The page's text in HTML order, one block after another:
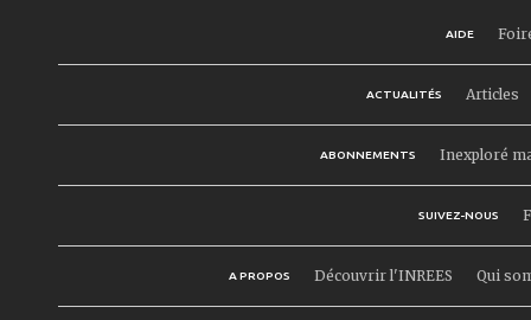
AIDE
ACTUALITÉS Articles
ABONNEMENTS Inexploré
SUIVEZ-NOUS
A PROPOS Découvrir l'INREES Qui